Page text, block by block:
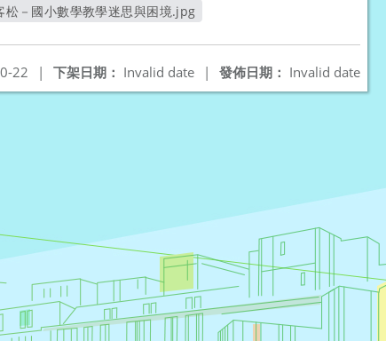
松－國小數學教學迷思與困境.jpg
發佈日期： Invalid date
下架日期： Invalid date |
22 |